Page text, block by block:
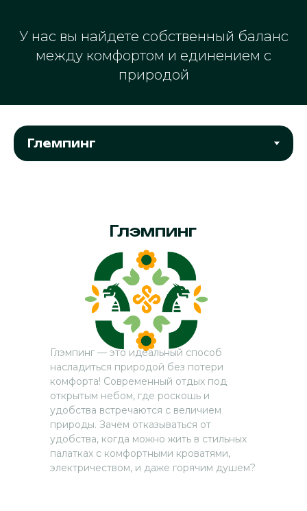
У нас вы найдете собственный баланс
между комфортом и единением с
природой
Глэмпинг
Глэмпинг — это идеальный способ
насладиться природой без потери
комфорта! Современный отдых под
открытым небом, где роскошь и
удобства встречаются с величием
природы. Зачем отказываться от
удобства, когда можно жить в стильных
палатках с комфортными кроватями,
электричеством, и даже горячим душем?